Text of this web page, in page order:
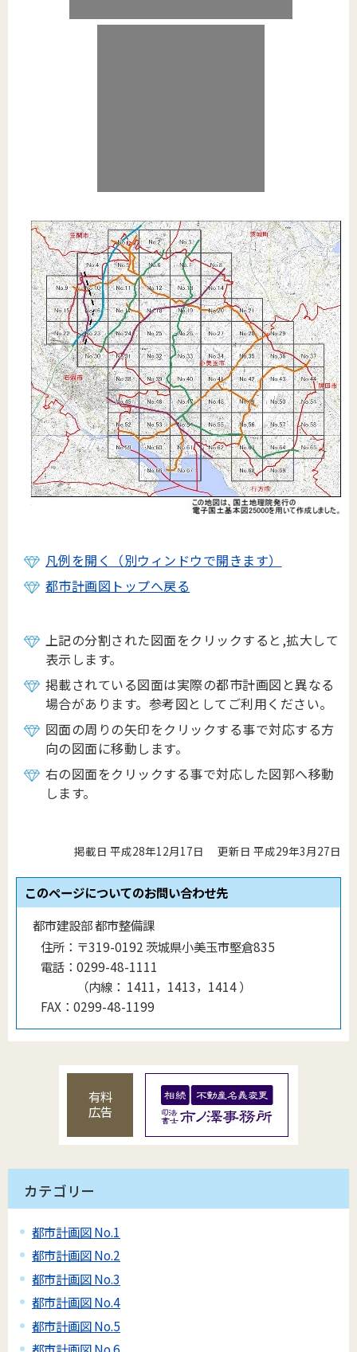
凡例を開く（別ウィンドウで開きます）
都市計画図トップへ戻る
上記の分割された図面をクリックすると,拡大して
表示します。
掲載されている図面は実際の都市計画図と異なる
場合があります。参考図としてご利用ください。
図面の周りの矢印をクリックする事で対応する方
向の図面に移動します。
右の図面をクリックする事で対応した図郭へ移動
します。
掲載日 平成28年12月17日 更新日 平成29年3月27日
このページについてのお問い合わせ先
都市建設部 都市整備課
住所： 〒319-0192 茨城県小美玉市堅倉835
電話： 0299-48-1111
（内線 ： 1411，1413，1414）
FAX： 0299-48-1199
有料
広告
カテゴリー
都市計画図 No.1
都市計画図 No.2
都市計画図 No.3
都市計画図 No.4
都市計画図 No.5